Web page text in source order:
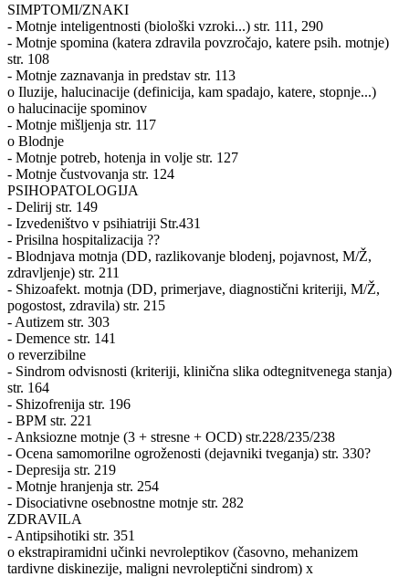
SIMPTOMI/ZNAKI
- Motnje inteligentnosti (biološki vzroki...) str. 111, 290
- Motnje spomina (katera zdravila povzročajo, katere psih. motnje)
str. 108
- Motnje zaznavanja in predstav str. 113
o Iluzije, halucinacije (definicija, kam spadajo, katere, stopnje...)
o halucinacije spominov
- Motnje mišljenja str. 117
o Blodnje
- Motnje potreb, hotenja in volje str. 127
- Motnje čustvovanja str. 124
PSIHOPATOLOGIJA
- Delirij str. 149
- Izvedeništvo v psihiatriji Str.431
- Prisilna hospitalizacija ??
- Blodnjava motnja (DD, razlikovanje blodenj, pojavnost, M/Ž,
zdravljenje) str. 211
- Shizoafekt. motnja (DD, primerjave, diagnostični kriteriji, M/Ž,
pogostost, zdravila) str. 215
- Autizem str. 303
- Demence str. 141
o reverzibilne
- Sindrom odvisnosti (kriteriji, klinična slika odtegnitvenega stanja)
str. 164
- Shizofrenija str. 196
- BPM str. 221
- Anksiozne motnje (3 + stresne + OCD) str.228/235/238
- Ocena samomorilne ogroženosti (dejavniki tveganja) str. 330?
- Depresija str. 219
- Motnje hranjenja str. 254
- Disociativne osebnostne motnje str. 282
ZDRAVILA
- Antipsihotiki str. 351
o ekstrapiramidni učinki nevroleptikov (časovno, mehanizem
tardivne diskinezije, maligni nevroleptični sindrom) x